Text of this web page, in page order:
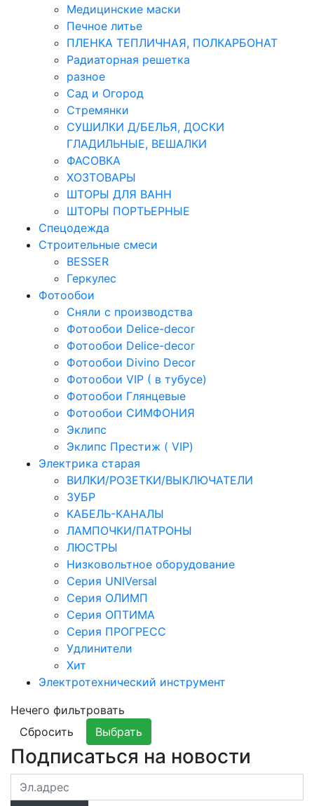
Медицинские маски
Печное литье
ПЛЕНКА ТЕПЛИЧНАЯ, ПОЛКАРБОНАТ
Радиаторная решетка
разное
Сад и Огород
Стремянки
СУШИЛКИ Д/БЕЛЬЯ, ДОСКИ
ГЛАДИЛЬНЫЕ, ВЕШАЛКИ
ФАСОВКА
ХОЗТОВАРЫ
ШТОРЫ ДЛЯ ВАНН
ШТОРЫ ПОРТЬЕРНЫЕ
Спецодежда
Строительные смеси
BESSER
Геркулес
Фотообои
Сняли с производства
Фотообои Delice-decor
Фотообои Delice-decor
Фотообои Divino Decor
Фотообои VIP ( в тубусе)
Фотообои Глянцевые
Фотообои СИМФОНИЯ
Эклипс
Эклипс Престиж ( VIP)
Электрика старая
ВИЛКИ/РОЗЕТКИ/ВЫКЛЮЧАТЕЛИ
ЗУБР
КАБЕЛЬ-КАНАЛЫ
ЛАМПОЧКИ/ПАТРОНЫ
ЛЮСТРЫ
Низковольтное оборудование
Серия UNIVersal
Серия ОЛИМП
Серия ОПТИМА
Серия ПРОГРЕСС
Удлинители
Хит
Электротехнический инструмент
Нечего фильтровать
Сбросить
Выбрать
Подписаться на новости